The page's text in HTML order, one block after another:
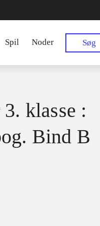
Spil Noder Søg
klasse :
Bind B